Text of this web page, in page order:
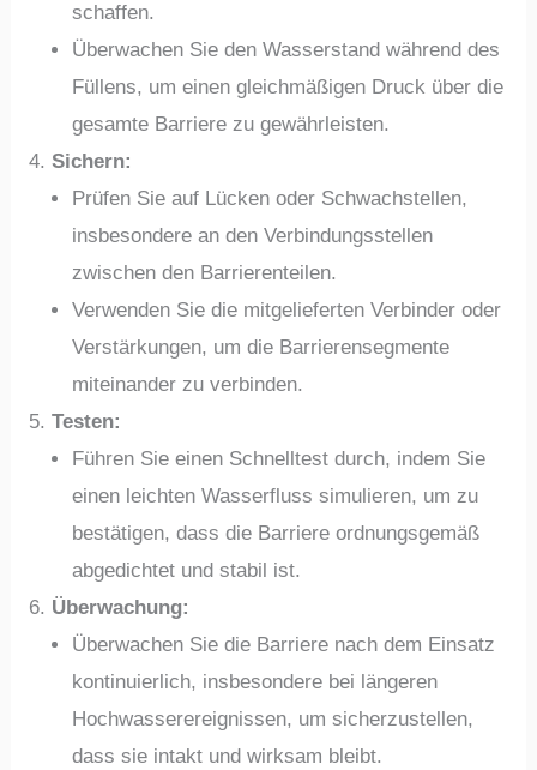
schaffen.
Überwachen Sie den Wasserstand während des
Füllens, um einen gleichmäßigen Druck über die
gesamte Barriere zu gewährleisten.
Sichern:
Prüfen Sie auf Lücken oder Schwachstellen,
insbesondere an den Verbindungsstellen
zwischen den Barrierenteilen.
Verwenden Sie die mitgelieferten Verbinder oder
Verstärkungen, um die Barrierensegmente
miteinander zu verbinden.
Testen:
Führen Sie einen Schnelltest durch, indem Sie
einen leichten Wasserfluss simulieren, um zu
bestätigen, dass die Barriere ordnungsgemäß
abgedichtet und stabil ist.
Überwachung:
Überwachen Sie die Barriere nach dem Einsatz
kontinuierlich, insbesondere bei längeren
Hochwasserereignissen, um sicherzustellen,
dass sie intakt und wirksam bleibt.